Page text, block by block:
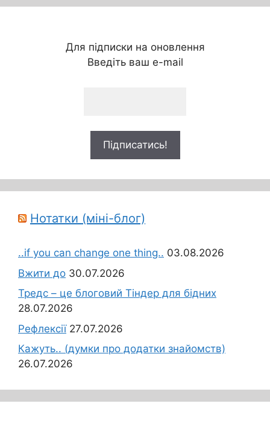
Для підписки на оновлення
Введіть ваш e-mail
Нотатки (міні-блог)
..if you can change one thing.. 03.08.2026
Вжити до 30.07.2026
Тредс – це блоговий Тіндер для бідних
28.07.2026
Рефлексії 27.07.2026
Кажуть.. (думки про додатки знайомств)
26.07.2026